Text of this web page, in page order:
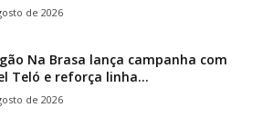
de 2026
Na Brasa lança campanha com
Teló e reforça linha...
de 2026